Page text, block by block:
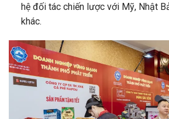
hệ đối tác chiến lược với Mỹ, Nhật
khác.